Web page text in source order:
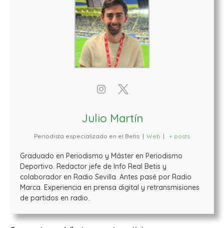
Julio Martín
Periodista especializado en el Betis | Web | + posts
Graduado en Periodismo y Máster en Periodismo
Deportivo. Redactor jefe de Info Real Betis y
colaborador en Radio Sevilla. Antes pasé por Radio
Marca. Experiencia en prensa digital y retransmisiones
de partidos en radio.